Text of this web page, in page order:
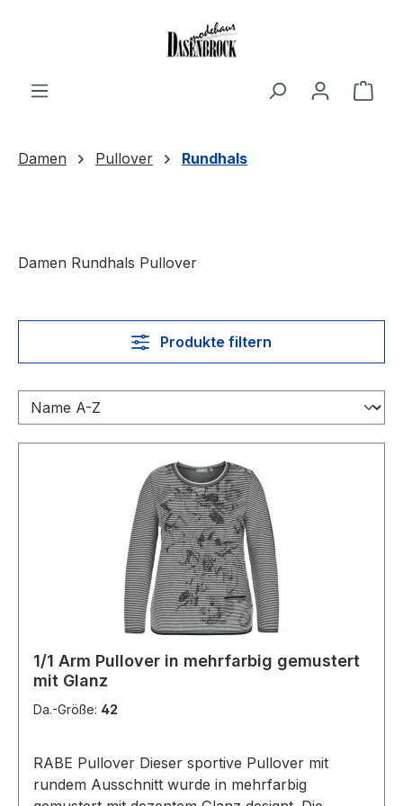
Damen Pullover Rundhals
Damen Rundhals Pullover
Produkte filtern
1/1 Arm Pullover in mehrfarbig gemustert
mit Glanz
Da.-Größe: 42
RABE Pullover Dieser sportive Pullover mit
rundem Ausschnitt wurde in mehrfarbig